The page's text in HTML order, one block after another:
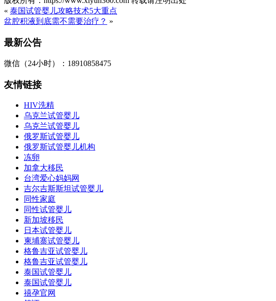
« 泰国试管婴儿攻略技术5大重点
盆腔积液到底需不需要治疗？ »
最新公告
微信（24小时）：18910858475
友情链接
HIV洗精
乌克兰试管婴儿
乌克兰试管婴儿
俄罗斯试管婴儿
俄罗斯试管婴儿机构
冻卵
加拿大移民
台湾爱心妈妈网
吉尔吉斯斯坦试管婴儿
同性家庭
同性试管婴儿
新加坡移民
日本试管婴儿
柬埔寨试管婴儿
格鲁吉亚试管婴儿
格鲁吉亚试管婴儿
泰国试管婴儿
泰国试管婴儿
禧孕官网